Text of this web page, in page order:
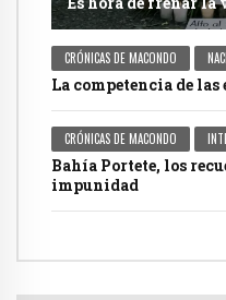
CRÓNICAS DE MACONDO
La competencia de
CRÓNICAS DE MACONDO
Bahía Portete, los
impunidad